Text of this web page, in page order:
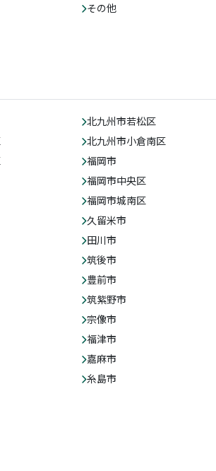
その他
北九州市若松区
北九州市小倉南区
福岡市
福岡市中央区
福岡市城南区
久留米市
田川市
筑後市
豊前市
筑紫野市
宗像市
福津市
嘉麻市
糸島市